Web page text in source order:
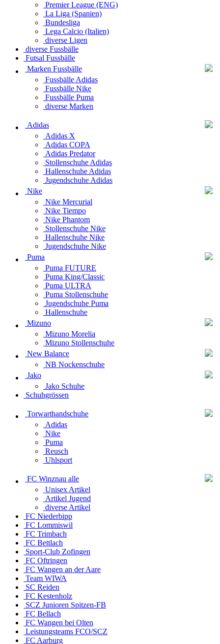
Premier League (ENG)
La Liga (Spanien)
Bundesliga
Lega Calcio (Italien)
diverse Ligen
diverse Fussbälle
Futsal Fussbälle
Marken Fussbälle
Fussbälle Adidas
Fussbälle Nike
Fussbälle Puma
diverse Marken
Adidas
Adidas X
Adidas COPA
Adidas Predator
Stollenschuhe Adidas
Hallenschuhe Adidas
Jugendschuhe Adidas
Nike
Nike Mercurial
Nike Tiempo
Nike Phantom
Stollenschuhe Nike
Hallenschuhe Nike
Jugendschuhe Nike
Puma
Puma FUTURE
Puma King/Classic
Puma ULTRA
Puma Stollenschuhe
Jugendschuhe Puma
Hallenschuhe
Mizuno
Mizuno Morelia
Mizuno Stollenschuhe
New Balance
NB Nockenschuhe
Jako
Jako Schuhe
Schuhgrössen
Torwarthandschuhe
Adidas
Nike
Puma
Reusch
Uhlsport
FC Winznau alle
Unisex Artikel
Artikel Jugend
diverse Artikel
FC Niederbipp
FC Lommiswil
FC Trimbach
FC Bettlach
Sport-Club Zofingen
FC Oftringen
FC Wangen an der Aare
Team WIWA
SC Reiden
FC Kestenholz
SCZ Junioren Spitzen-FB
FC Bellach
FC Wangen bei Olten
Leistungsteams FCO/SCZ
FC Aarburg